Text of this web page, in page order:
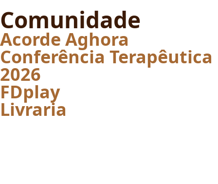
Comunidade
Acorde Aghora
Conferência Terapêutica
2026
FDplay
Livraria